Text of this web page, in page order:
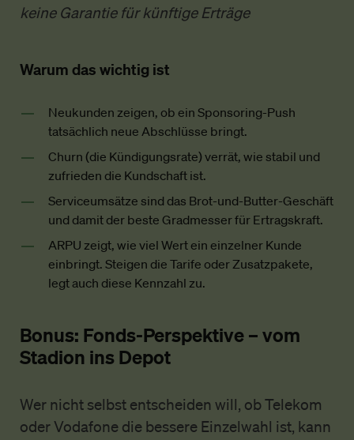
keine Garantie für künftige Erträge
Warum das wichtig ist
Neukunden zeigen, ob ein Sponsoring-Push
tatsächlich neue Abschlüsse bringt.
Churn (die Kündigungsrate) verrät, wie stabil und
zufrieden die Kundschaft ist.
Serviceumsätze sind das Brot-und-Butter-Geschäft
und damit der beste Gradmesser für Ertragskraft.
ARPU zeigt, wie viel Wert ein einzelner Kunde
einbringt. Steigen die Tarife oder Zusatzpakete,
legt auch diese Kennzahl zu.
Bonus: Fonds-Perspektive – vom
Stadion ins Depot
Wer nicht selbst entscheiden will, ob Telekom
oder Vodafone die bessere Einzelwahl ist, kann